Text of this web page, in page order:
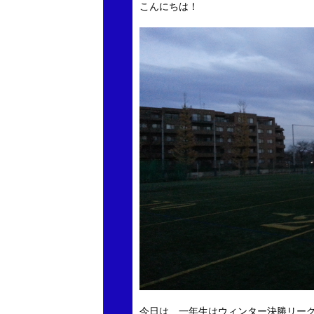
こんにちは！
今日は、一年生はウィンター決勝リー